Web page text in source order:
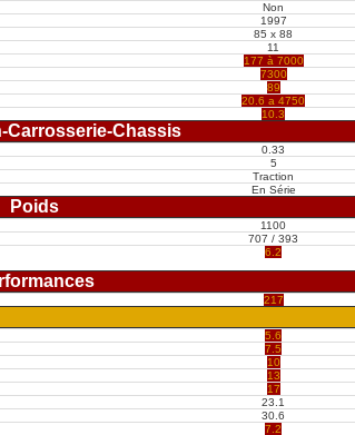
Non
1997
85 x 88
11
177 à 7000
7300
89
20.6 a 4750
10.3
Carrosserie-Chassis
0.33
5
Traction
En Série
Poids
1100
707 / 393
6.2
217
5.6
7.5
10
13
17
23.1
30.6
7.2